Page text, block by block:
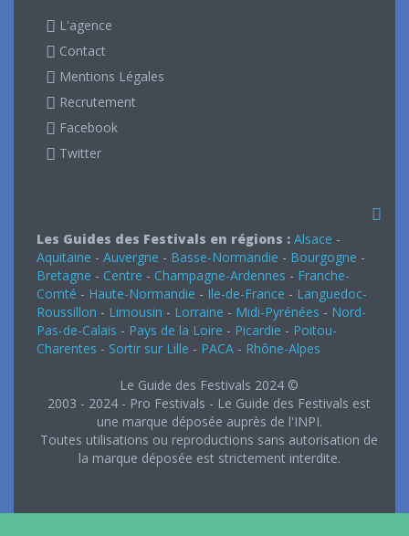
L'agence
Contact
Mentions Légales
Recrutement
Facebook
Twitter
Les Guides des Festivals en régions : Alsace -
Aquitaine - Auvergne - Basse-Normandie - Bourgogne -
Bretagne - Centre - Champagne-Ardennes - Franche-
Comté - Haute-Normandie - Ile-de-France - Languedoc-
Roussillon - Limousin - Lorraine - Midi-Pyrénées - Nord-
Pas-de-Calais - Pays de la Loire - Picardie - Poitou-
Charentes - Sortir sur Lille - PACA - Rhône-Alpes
Le Guide des Festivals 2024 ©
2003 - 2024 - Pro Festivals - Le Guide des Festivals est
une marque déposée auprès de l'INPI.
Toutes utilisations ou reproductions sans autorisation de
la marque déposée est strictement interdite.